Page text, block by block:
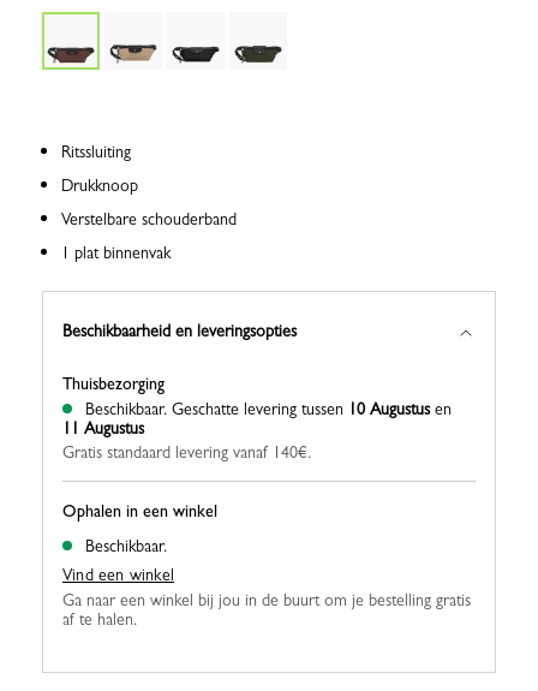
Ritssluiting
Drukknoop
Verstelbare schouderband
1 plat binnenvak
Beschikbaarheid en leveringsopties
Ophalen in een winkel
Beschikbaar.
Vind een winkel
Ga naar een winkel bij jou in de buurt om je bestelling gratis
af te halen.
Thuisbezorging
Beschikbaar. Geschatte levering tussen 10 Augustusen
11 Augustus
Gratis standaard levering vanaf 140€.